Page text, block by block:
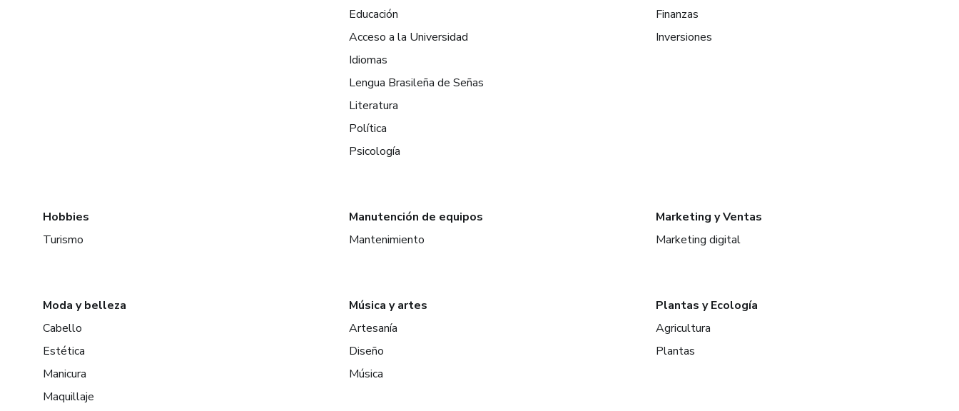
Educación
Acceso a la Universidad
Idiomas
Lengua Brasileña de Señas
Literatura
Política
Psicología
Finanzas
Inversiones
Hobbies
Turismo
Manutención de equipos
Mantenimiento
Marketing y Ventas
Marketing digital
Moda y belleza
Cabello
Estética
Manicura
Maquillaje
Música y artes
Artesanía
Diseño
Música
Plantas y Ecología
Agricultura
Plantas